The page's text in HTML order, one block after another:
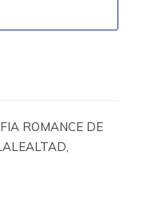
ROMANCE DE